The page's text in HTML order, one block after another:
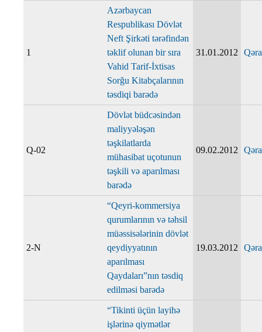
1
Azərbaycan
Respublikası Dövlət
Neft Şirkəti tərəfindən
təklif olunan bir sıra
Vahid Tarif-İxtisas
Sorğu Kitabçalarının
təsdiqi barədə
31.01.2012
Q-02
Dövlət büdcəsindən
maliyyələşən
təşkilatlarda
mühasibat uçotunun
təşkili və aparılması
barədə
09.02.2012
2-N
“Qeyri-kommersiya
qurumlarının və təhsil
müəssisələrinin dövlət
qeydiyyatının
aparılması
Qaydaları”nın təsdiq
edilməsi barədə
19.03.2012
“Tikinti üçün layihə
işlərinə qiymətlər